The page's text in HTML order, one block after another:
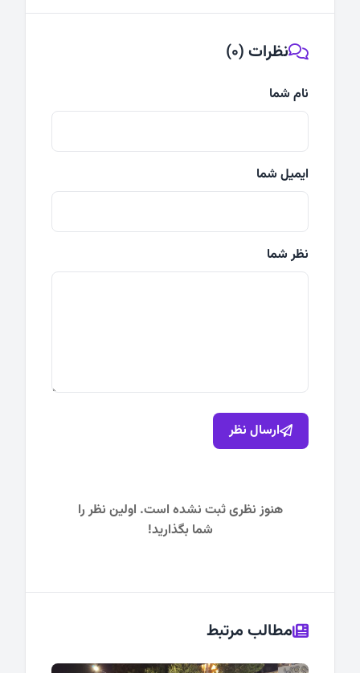
نظرات (0)
نام شما
ایمیل شما
نظر شما
ارسال نظر
هنوز نظری ثبت نشده است. اولین نظر را
شما بگذارید!
مطالب مرتبط